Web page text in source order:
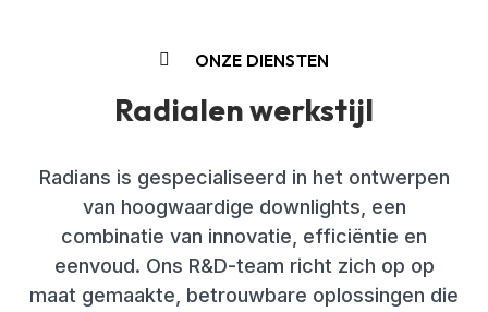
ONZE DIENSTEN
Radialen werkstijl
Radians is gespecialiseerd in het ontwerpen
van hoogwaardige downlights, een
combinatie van innovatie, efficiëntie en
eenvoud. Ons R&D-team richt zich op op
maat gemaakte, betrouwbare oplossingen die